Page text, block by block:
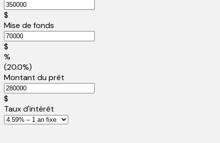
$
Mise de fonds
$
%
(20.0%)
Montant du prêt
$
Taux d'intérêt